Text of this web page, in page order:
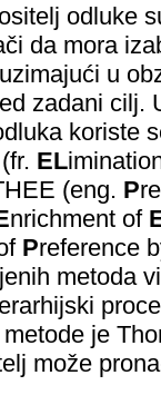
odluke
da mora
u
zadani cilj.
koriste
EL
(eng. P
nrichment of
Preference
metoda
je
može